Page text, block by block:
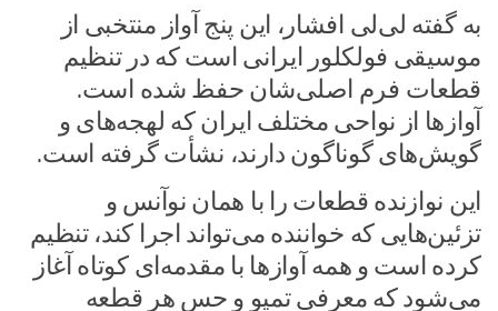
به گفته لی‌لی افشار، این پنج آواز منتخبی از
موسیقی فولکلور ایرانی است که در تنظیم
قطعات فرم اصلی‌شان حفظ شده است.
آوازها از نواحی مختلف ایران که لهجه‌های و
گویش‌های گوناگون دارند، ‌نشأت گرفته است.
این نوازنده قطعات را با همان نوآنس و
تزئین‌هایی که خواننده می‌تواند اجرا کند، ‌تنظیم
کرده است و همه آوازها با مقدمه‌ای کوتاه آغاز
می‌شود که معرفی تمپو و حس هر قطعه